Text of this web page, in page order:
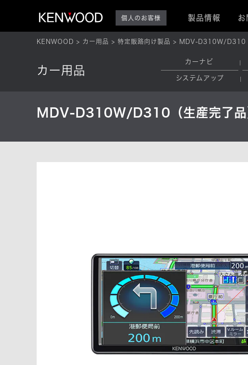
個人のお客様 製品情報 お
KENWOOD カー用品 特定販路向け製品 MDV-D310W/D310
カー用品
カーナビ
システムアップ
MDV-D310W/D310（生産完了品